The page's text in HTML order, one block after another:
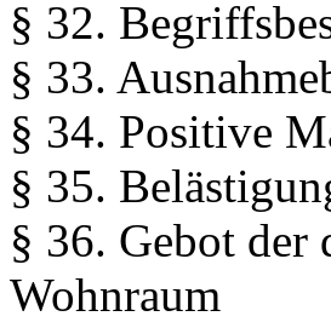
§ 32.
§ 33.
§ 34. Positive
§ 35.
§ 36. Gebot
Wohnraum